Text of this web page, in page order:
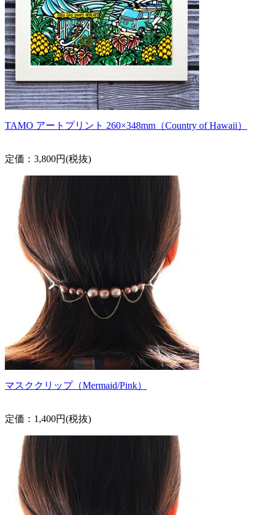
TAMO アートプリント 260×348mm（Country of Hawaii）
定価：3,800円(税抜)
マスククリップ（Mermaid/Pink）
定価：1,400円(税抜)